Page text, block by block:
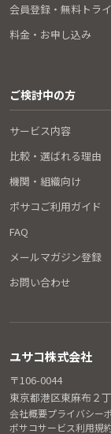
会員登録・無料トラ
料金・お申し込み
ご検討中の方
サービス内容
比較・選ばれる理由
機関・組織向け
ポサコご利用ガイド
FAQ
メールマガジン登録
お問い合わせ
ユサコ株式会社
〒106-0044
東京都港区東麻布２
会社概要プライバシー
ポサコサービス利用規